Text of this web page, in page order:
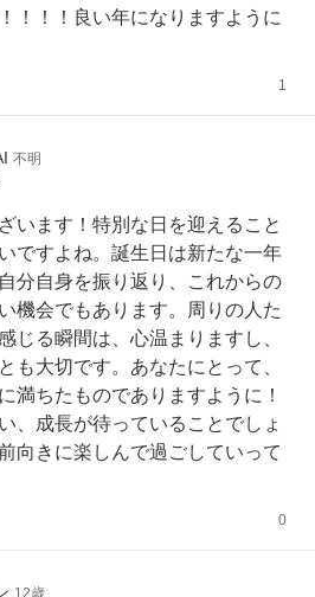
！！！良い年になりますように
1
不明
います！特別な日を迎えること
ですよね。誕生日は新たな一年
分自身を振り返り、これからの
機会でもあります。周りの人た
じる瞬間は、心温まりますし、
も大切です。あなたにとって、
満ちたものでありますように！
、成長が待っていることでしょ
向きに楽しんで過ごしていって
0
12歳